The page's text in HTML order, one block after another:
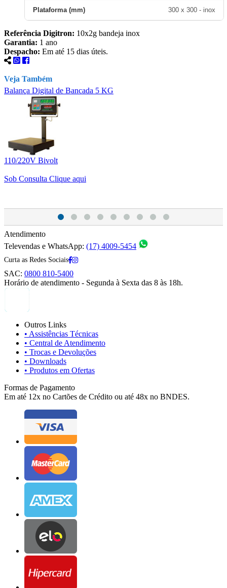
Plataforma (mm) 300 x 300 - inox
Referência Digitron: 10x2g bandeja inox
Garantia: 1 ano
Despacho: Em até 15 dias úteis.
Veja Também
Balança Digital de Bancada 5 KG
110/220V Bivolt
Sob Consulta Clique aqui
Atendimento
Televendas e WhatsApp: (17) 4009-5454
Curta as Redes Sociais
SAC: 0800 810-5400
Horário de atendimento - Segunda à Sexta das 8 às 18h.
Outros Links
• Assistências Técnicas
• Central de Atendimento
• Trocas e Devoluções
• Downloads
• Produtos em Ofertas
Formas de Pagamento
Em até 12x no Cartões de Crédito ou até 48x no BNDES.